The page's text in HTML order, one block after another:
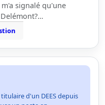
signalé qu'une
d'un DEES depuis